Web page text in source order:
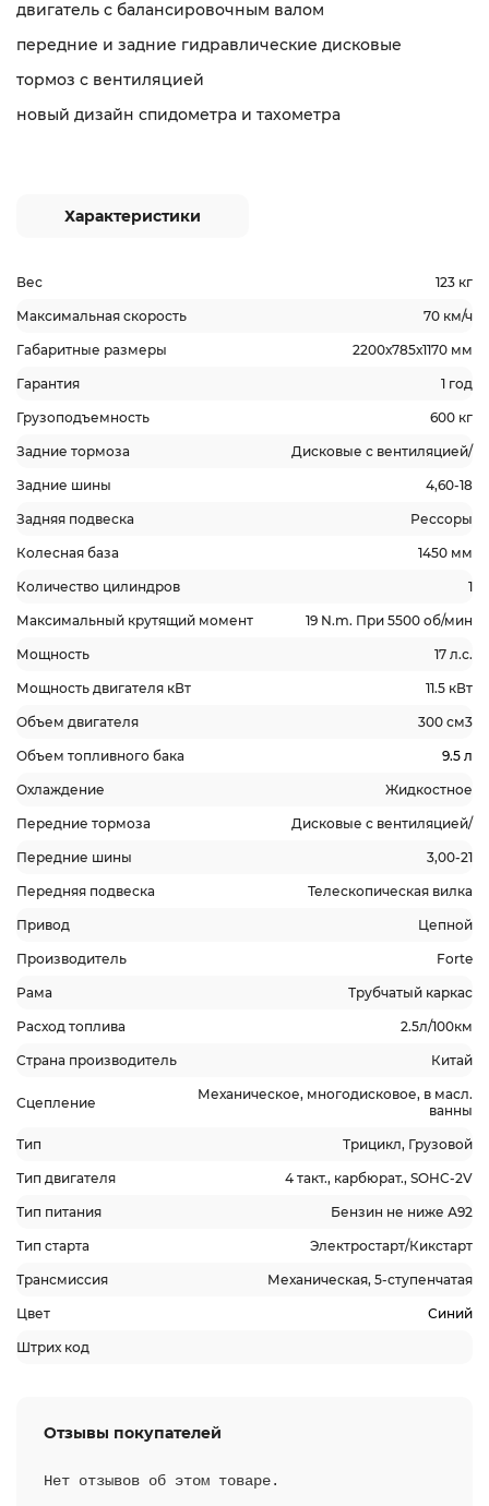
двигатель с балансировочным валом
передние и задние гидравлические дисковые
тормоз с вентиляцией
новый дизайн спидометра и тахометра
Характеристики
Вес 123 кг
Максимальная скорость 70 км/ч
Габаритные размеры 2200х785х1170 мм
Гарантия 1 год
Грузоподъемность 600 кг
Задние тормоза Дисковые с вентиляцией/
Задние шины 4,60-18
Задняя подвеска Рессоры
Колесная база 1450 мм
Количество цилиндров 1
Максимальный крутящий момент 19 N.m. При 5500 об/мин
Мощность 17 л.с.
Мощность двигателя кВт 11.5 кВт
Объем двигателя 300 см3
Объем топливного бака 9.5 л
Охлаждение Жидкостное
Передние тормоза Дисковые с вентиляцией/
Передние шины 3,00-21
Передняя подвеска Телескопическая вилка
Привод Цепной
Производитель Forte
Рама Трубчатый каркас
Расход топлива 2.5л/100км
Страна производитель Китай
Сцепление
Механическое, многодисковое, в масл.
ванны
Тип Трицикл, Грузовой
Тип двигателя 4 такт., карбюрат., SOHC-2V
Тип питания Бензин не ниже А92
Тип старта Электростарт/Кикстарт
Трансмиссия Механическая, 5-ступенчатая
Цвет Синий
Штрих код
Отзывы покупателей
Нет отзывов об этом товаре.